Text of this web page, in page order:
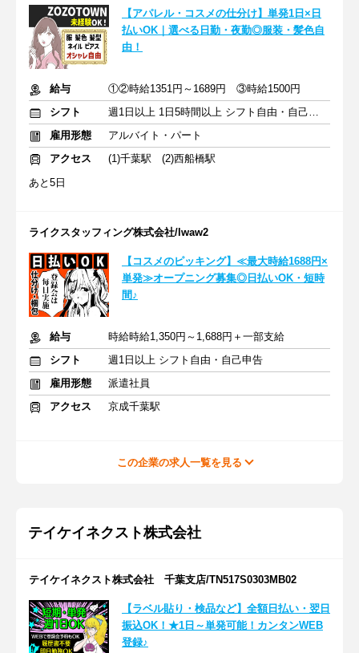
【アパレル・コスメの仕分け】単発1日×日
払いOK｜選べる日勤・夜勤◎服装・髪色自
由！
給与
①②時給1351円～1689円 ③時給1500円
シフト
週1日以上 1日5時間以上 シフト自由・自己申告
雇用形態
アルバイト・パート
アクセス
(1)千葉駅 (2)西船橋駅
あと5日
ライクスタッフィング株式会社/lwaw2
【コスメのピッキング】≪最大時給1688円×
単発≫オープニング募集◎日払いOK・短時
間♪
給与
時給時給1,350円～1,688円＋一部支給
シフト
週1日以上 シフト自由・自己申告
雇用形態
派遣社員
アクセス
京成千葉駅
この企業の求人一覧を見る
テイケイネクスト株式会社
テイケイネクスト株式会社 千葉支店/TN517S0303MB02
【ラベル貼り・検品など】全額日払い・翌日
振込OK！★1日～単発可能！カンタンWEB
登録♪